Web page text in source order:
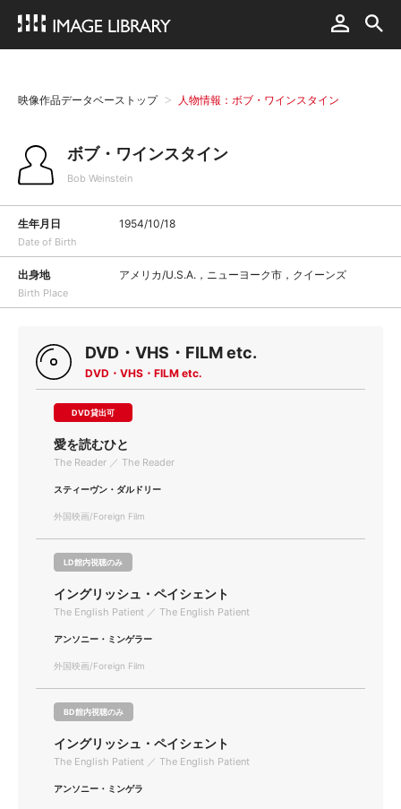
映像作品データベーストップ 人物情報：ボブ・ワインスタイン
ボブ・ワインスタイン
Bob Weinstein
生年月日
Date of Birth
1954/10/18
出身地
Birth Place
アメリカ/U.S.A.，ニューヨーク市，クイーンズ
DVD・VHS・FILM etc.
DVD・VHS・FILM etc.
DVD貸出可
愛を読むひと
The Reader ／ The Reader
スティーヴン・ダルドリー
外国映画/Foreign Film
LD館内視聴のみ
イングリッシュ・ペイシェント
The English Patient ／ The English Patient
アンソニー・ミンゲラー
外国映画/Foreign Film
BD館内視聴のみ
イングリッシュ・ペイシェント
The English Patient ／ The English Patient
アンソニー・ミンゲラ